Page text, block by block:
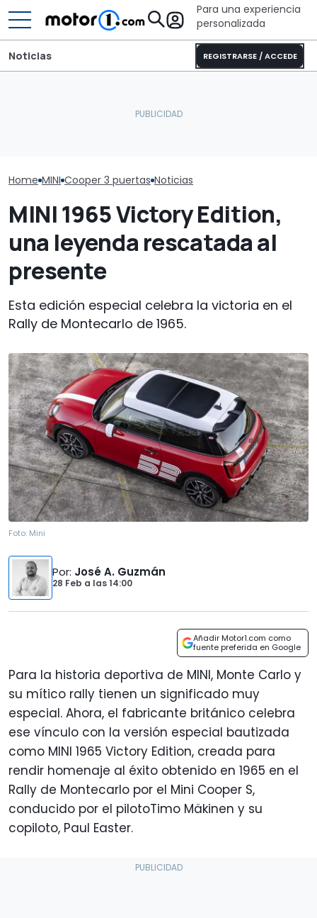
Para una experiencia
personalizada
REGISTRARSE / ACCEDE
Noticias
Home MINI Cooper 3 puertas Noticias
MINI 1965 Victory Edition,
una leyenda rescatada al
presente
Esta edición especial celebra la victoria en el
Rally de Montecarlo de 1965.
Foto: Mini
Por: José A. Guzmán
28 Feb a las14:00
Añadir Motor1.com como
fuente preferida en Google
Para la historia deportiva de MINI, Monte Carlo y
su mítico rally tienen un significado muy
especial. Ahora, el fabricante británico celebra
ese vínculo con la versión especial bautizada
como MINI 1965 Victory Edition, creada para
rendir homenaje al éxito obtenido en 1965 en el
Rally de Montecarlo por el Mini Cooper S,
conducido por el pilotoTimo Mäkinen y su
copiloto, Paul Easter.